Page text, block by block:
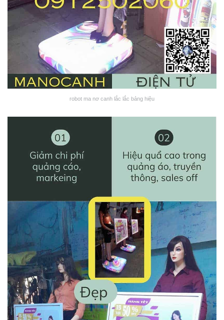
robot ma nơ canh lắc lắc bảng hiệu